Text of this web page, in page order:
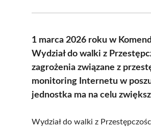
1 marca 2026 roku w
Wydział do walki z
zagrożenia związane z
monitoring Internetu w
jednostka ma na celu
Wydział do walki z